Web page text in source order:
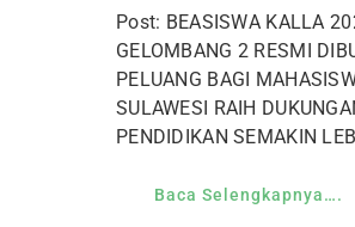
Post: BEASISWA KALLA
GELOMBANG 2 RESMI
PELUANG BAGI
SULAWESI RAIH
PENDIDIKAN SEMAKIN
Baca Selengkapnya….